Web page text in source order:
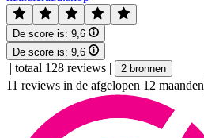
De score is: 9,6
De score is: 9,6
| totaal 128 reviews | 2 bronnen
11 reviews in de afgelopen 12 maanden